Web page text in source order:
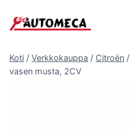
sisältöön
Koti / Verkkokauppa / Citroën /
vasen musta, 2CV